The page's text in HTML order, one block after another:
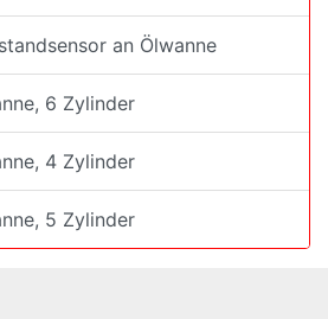
an Ölwanne
6 Zylinder
4 Zylinder
5 Zylinder